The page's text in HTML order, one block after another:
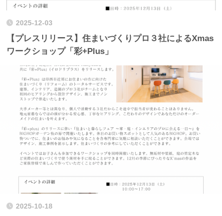
2025-12-03
【プレスリリース】住まいづくりプロ３社によるXmas
ワークショップ「彩+Plus」
2025-10-18